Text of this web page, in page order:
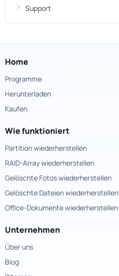
Support
Home
Programme
Herunterladen
Kaufen
Wie funktioniert
Partition wiederherstellen
RAID-Array wiederherstellen
Gelöschte Fotos wiederherstellen
Gelöschte Dateien wiederherstellen
Office-Dokumente wiederherstellen
Unternehmen
Über uns
Blog